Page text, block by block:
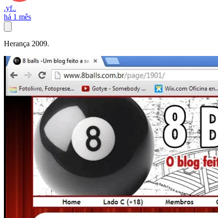
.yf..
há 1 mês
Herança 2009.